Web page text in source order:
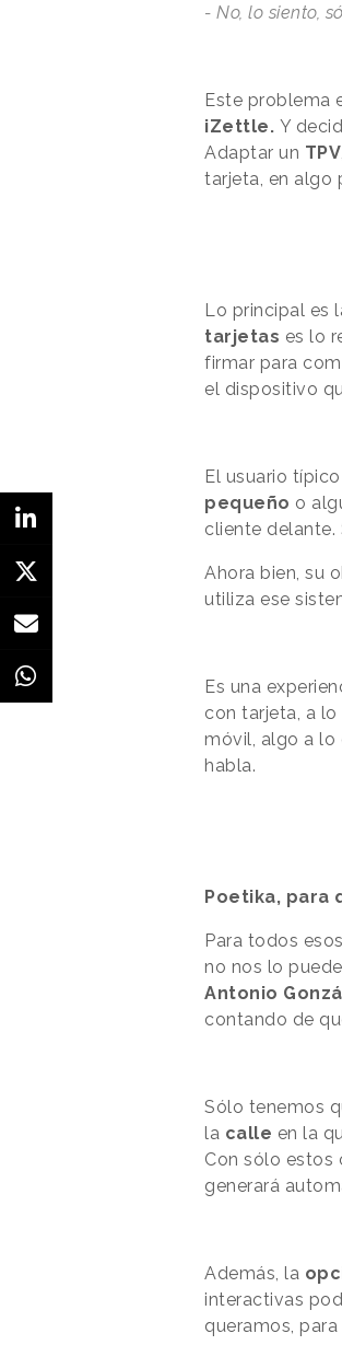
- No, lo siento,
Este problema
iZettle. Y
Adaptar un TPV
tarjeta, en algo
Lo principal es
tarjetas es lo
firmar para
el dispositivo
El usuario
pequeño o
cliente delante.
Ahora bien, su
utiliza ese
Es una
con tarjeta, a
móvil, algo a lo
habla.
Poetika, para
Para todos
no nos lo
Antonio
contando de
Sólo tenemos
la calle en la
Con sólo estos
generará
Además, la
interactivas
queramos,